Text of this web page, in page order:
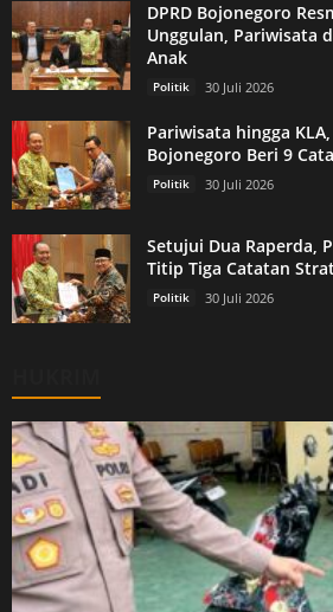
DPRD Bojonegoro
Unggulan, Pariwisata
Anak
Politik 30 Juli 2026
Pariwisata hingga
Bojonegoro Beri 9
Politik 30 Juli 2026
Setujui Dua Raperda,
Titip Tiga Catatan
Politik 30 Juli 2026